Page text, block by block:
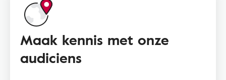
Maak kennis met onze
audiciens